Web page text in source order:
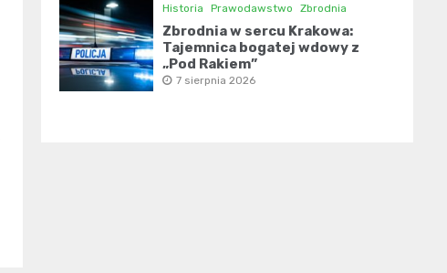
Historia Prawodawstwo Zbrodnia
Zbrodnia w sercu Krakowa:
Tajemnica bogatej wdowy z
„Pod Rakiem”
7 sierpnia 2026